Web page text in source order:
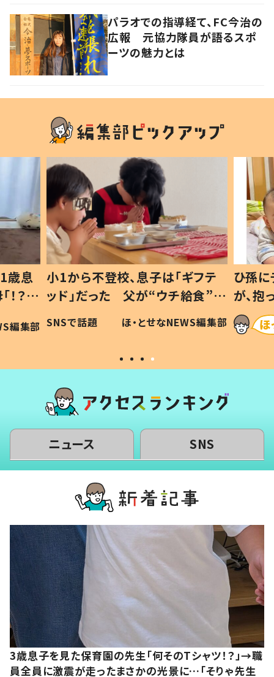
パラオでの指導経て、FC今治の
広報 元協力隊員が語るスポ
ーツの魅力とは
歳息
？」
編集部
小1から不登校、息子は「ギフテ
ッド」だった 父が“ウチ給食”を
作り続ける理由とは #令和の親
#令和の子
SNSで話題 ほ・とせなNEWS編集部
ひ孫
が、
「涙が
い」
ニュース SNS
3歳息子を見た保育園の先生「何そのTシャツ！？」→職
員全員に激震が走ったまさかの光景に…「そりゃ先生